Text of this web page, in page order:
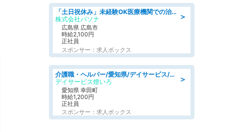
＞
「土日祝休み」未経験OK医療機関での治験コーディネーターのお仕事
株式会社パソナ
広島県 広島市
時給2,100円
正社員
スポンサー：求人ボックス
＞
介護職・ヘルパー/愛知県/デイサービス/JR東海道本線 幸田/額田郡幸田町
デイサービス燈いろ
愛知県 幸田町
時給1,200円
正社員
スポンサー：求人ボックス